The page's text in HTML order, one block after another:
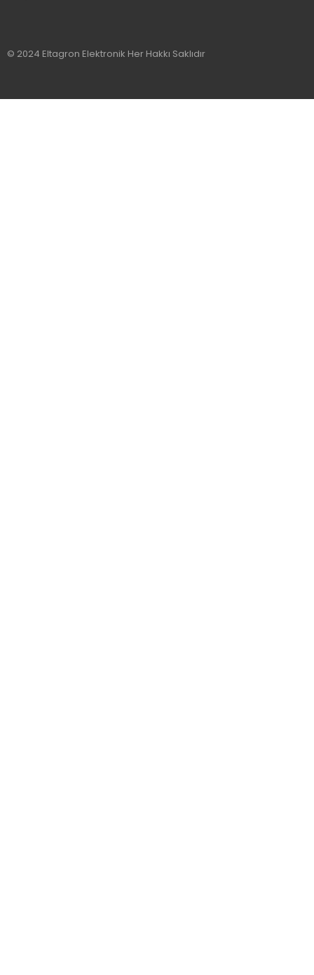
© 2024 Eltagron Elektronik Her Hakkı Saklıdır